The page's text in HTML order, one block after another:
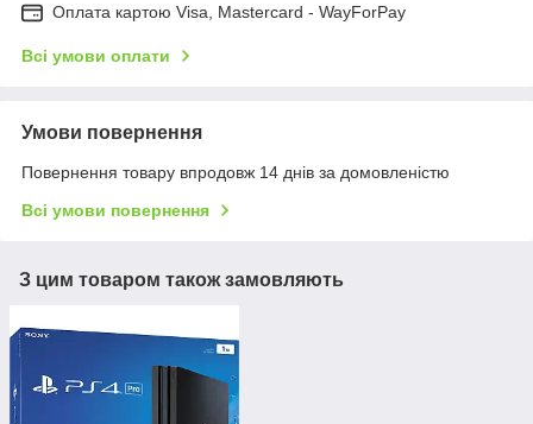
Оплата картою Visa, Mastercard - WayForPay
Всі умови оплати
Умови повернення
Повернення товару впродовж 14 днів за домовленістю
Всі умови повернення
З цим товаром також замовляють